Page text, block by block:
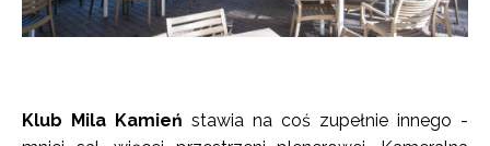
Klub Mila Kamień stawia na coś zupełnie innego -